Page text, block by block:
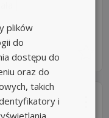
plików
do
dostępu do
oraz do
takich
i